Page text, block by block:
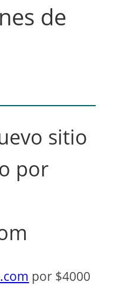
de
sitio
por
por $4000